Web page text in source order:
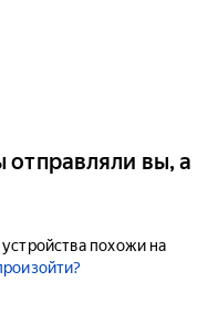
отправляли вы, а
похожи на